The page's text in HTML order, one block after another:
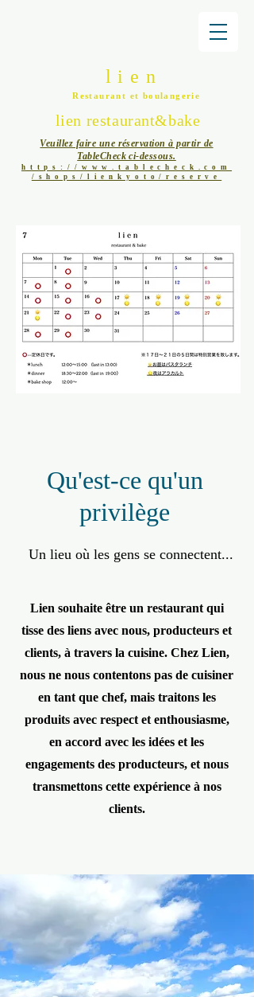
Veuillez faire une réservation à partir de
TableCheck ci-dessous.
https://www.tablecheck.com
/shops/lienkyoto/reserve
l i e n
Restaurant et boulangerie
lien restaurant&bake
Qu'est-ce qu'un
privilège
Un lieu où les gens se connectent...
Lien souhaite être un restaurant qui
tisse des liens avec nous, producteurs et
clients, à travers la cuisine. Chez Lien,
nous ne nous contentons pas de cuisiner
en tant que chef, mais traitons les
produits avec respect et enthousiasme,
en accord avec les idées et les
engagements des producteurs, et nous
transmettons cette expérience à nos
clients.